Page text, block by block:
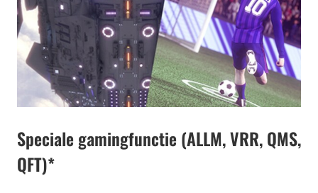
Speciale gamingfunctie (ALLM, VRR, QMS,
QFT)*